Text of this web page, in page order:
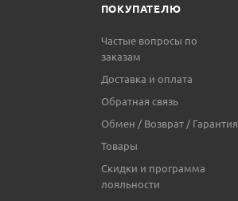
ПОКУПАТЕЛЮ
Частые вопросы по
заказам
Доставка и оплата
Обратная связь
Обмен / Возврат / Гарантия
Товары
Скидки и программа
лояльности